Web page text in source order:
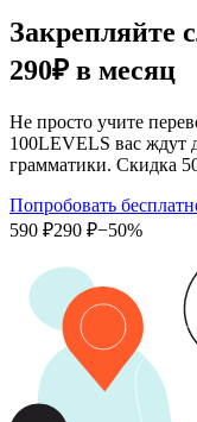
Закрепляйте
290₽ в месяц
Не просто учите
100LEVELS вас ждут
грамматики. Скидка
Попробовать
590 ₽290 ₽−50%